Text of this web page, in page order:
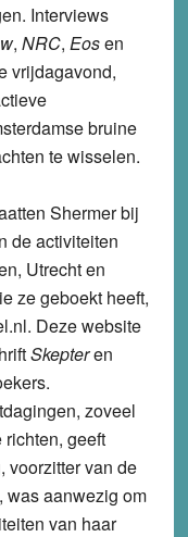
Interviews
, NRC, Eosen
vrijdagavond,
bruine
te wisselen.
Shermer bij
de activiteiten
Utrecht en
ze geboekt heeft,
Deze website
Skepteren
zoveel
geeft
voorzitter van de
was aanwezig om
van haar